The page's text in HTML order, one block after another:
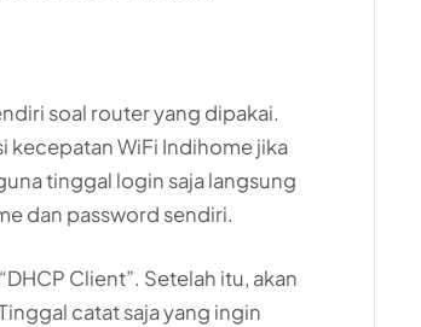
soal router yang dipakai.
kecepatan WiFi Indihome jika
tinggal login saja langsung
dan password sendiri.
Client”. Setelah itu, akan
catat saja yang ingin